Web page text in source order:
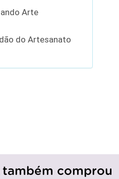
Arte
do Artesanato
comprou